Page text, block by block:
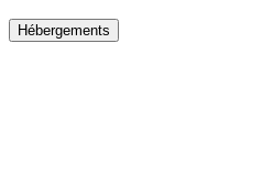
Hébergements